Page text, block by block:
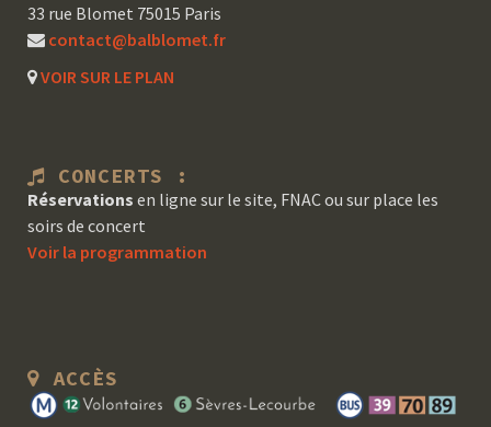
33 rue Blomet 75015 Paris
contact@balblomet.fr
VOIR SUR LE PLAN
CONCERTS :
Réservations en ligne sur le site, FNAC ou sur place les
soirs de concert
Voir la programmation
ACCÈS